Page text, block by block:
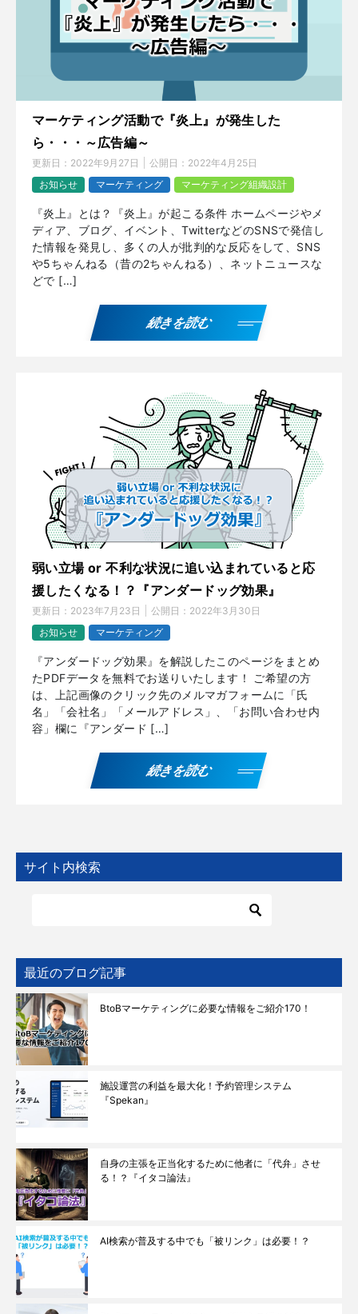
マーケティング活動で『炎上』が発生した
ら・・・～広告編～
更新日： 2022年9月27日 公開日： 2022年4月25日
お知らせ
マーケティング マーケティング組織設計
『炎上』とは？『炎上』が起こる条件 ホームページやメ
ディア、ブログ、イベント、TwitterなどのSNSで発信し
た情報を発見し、多くの人が批判的な反応をして、SNS
や5ちゃんねる（昔の2ちゃんねる）、ネットニュースな
どで […]
続きを読む
弱い立場 or 不利な状況に追い込まれていると応
援したくなる！？『アンダードッグ効果』
更新日： 2023年7月23日 公開日： 2022年3月30日
お知らせ
マーケティング
『アンダードッグ効果』を解説したこのページをまとめ
たPDFデータを無料でお送りいたします！ ご希望の方
は、上記画像のクリック先のメルマガフォームに「氏
名」「会社名」「メールアドレス」、「お問い合わせ内
容」欄に『アンダード […]
続きを読む
サイト内検索
最近のブログ記事
BtoBマーケティングに必要な情報をご紹介170！
施設運営の利益を最大化！予約管理システム
『Spekan』
自身の主張を正当化するために他者に「代弁」させ
る！？『イタコ論法』
AI検索が普及する中でも「被リンク」は必要！？